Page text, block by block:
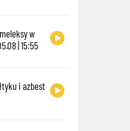
w
| 15:55
i azbest